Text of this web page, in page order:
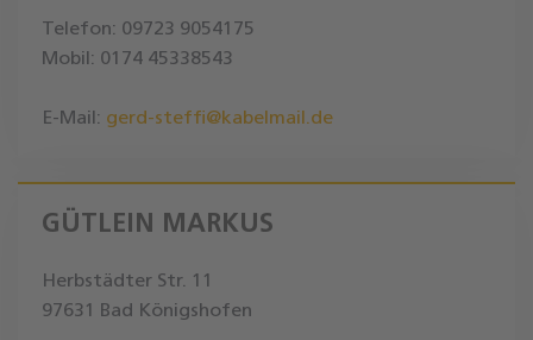
Telefon: 09723 9054175
Mobil: 0174 45338543
E-Mail: gerd-steffi@kabelmail.de
GÜTLEIN MARKUS
Herbstädter Str. 11
97631 Bad Königshofen